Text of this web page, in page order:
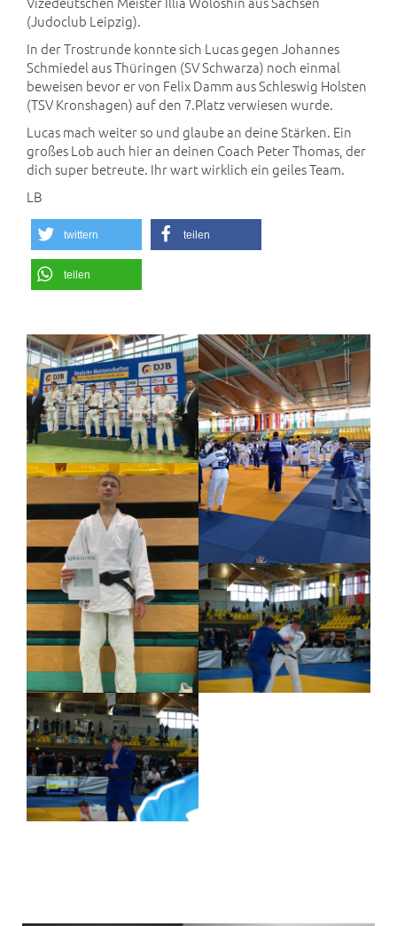
(Judoclub Leipzig).
In der Trostrunde konnte sich Lucas gegen Johannes
Schmiedel aus Thüringen (SV Schwarza) noch einmal
beweisen bevor er von Felix Damm aus Schleswig Holsten
(TSV Kronshagen) auf den 7.Platz verwiesen wurde.
Lucas mach weiter so und glaube an deine Stärken. Ein
großes Lob auch hier an deinen Coach Peter Thomas, der
dich super betreute. Ihr wart wirklich ein geiles Team.
LB
twittern teilen
teilen
';